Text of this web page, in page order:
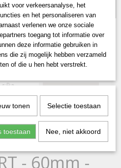
rvs schroeven.
- 60mm -
voor verkeersanalyse, het
en het personaliseren van
verlenen we onze sociale
toegang tot informatie over
deze informatie gebruiken in
die zij mogelijk hebben verzameld
of die u hen hebt verstrekt.
tonen Selectie toestaan
toestaan Nee, niet akkoord